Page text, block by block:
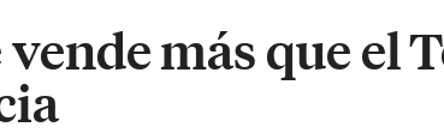
más que el